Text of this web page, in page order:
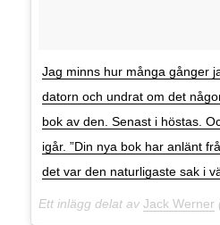
Jag minns hur många gånger
datorn och undrat om det
bok av den. Senast i höstas.
igår. ”Din nya bok har anlänt
det var den naturligaste sak i
Ett inlägg delat avJack Werner